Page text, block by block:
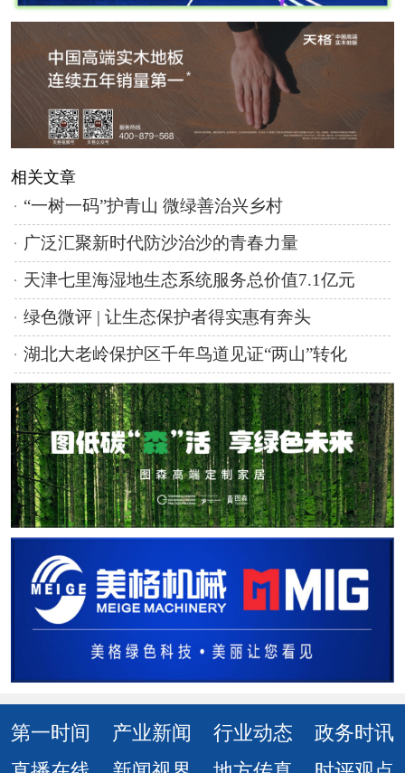
相关文章
“一树一码”护青山 微绿善治兴乡村
广泛汇聚新时代防沙治沙的青春力量
天津七里海湿地生态系统服务总价值7.1亿元
绿色微评 | 让生态保护者得实惠有奔头
湖北大老岭保护区千年鸟道见证“两山”转化
第一时间 产业新闻 行业动态
政务时讯